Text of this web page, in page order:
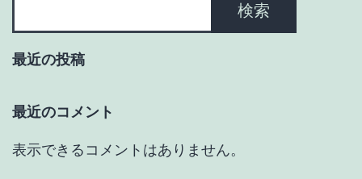
検索
最近の投稿
最近のコメント
表示できるコメントはありません。